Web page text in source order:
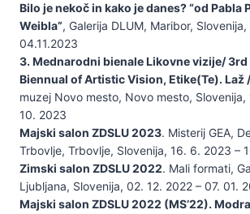
Bilo je nekoč in kako je danes? “od Pabla
Weibla”, Galerija DLUM, Maribor,
04.11.2023
3. Mednarodni bienale Likovne vizije/
Biennual of Artistic Vision, Etike(Te). Laž
muzej Novo mesto, Novo mesto, Slovenija,
10. 2023
Majski salon ZDSLU 2023. Misterij GEA,
Trbovlje, Trbovlje, Slovenija, 16. 6. 2023 –
Zimski salon ZDSLU 2022. Mali formati,
Ljubljana, Slovenija, 02. 12. 2022 – 07. 01.
Majski salon ZDSLU 2022 (MS’22).